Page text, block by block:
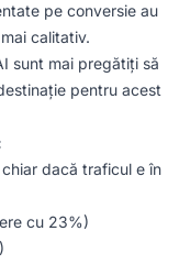
pe conversie au
calitativ.
sunt mai pregătiți să
pentru acest
dacă traficul e în
cu 23%)